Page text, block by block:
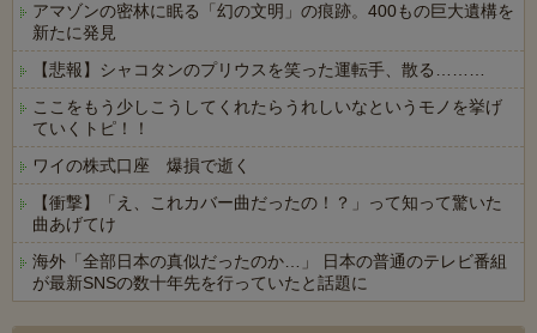
アマゾンの密林に眠る「幻の文明」の痕跡。400もの巨大遺構を
新たに発見
【悲報】シャコタンのプリウスを笑った運転手、散る………
ここをもう少しこうしてくれたらうれしいなというモノを挙げ
ていくトピ！！
ワイの株式口座 爆損で逝く
【衝撃】「え、これカバー曲だったの！？」って知って驚いた
曲あげてけ
海外「全部日本の真似だったのか…」 日本の普通のテレビ番組
が最新SNSの数十年先を行っていたと話題に